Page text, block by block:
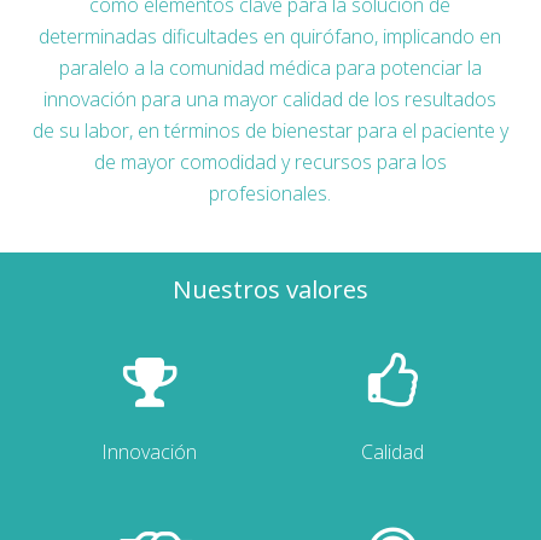
como elementos clave para la solución de
determinadas dificultades en quirófano, implicando en
paralelo a la comunidad médica para potenciar la
innovación para una mayor calidad de los resultados
de su labor, en términos de bienestar para el paciente y
de mayor comodidad y recursos para los
profesionales.
Nuestros valores
Innovación Calidad